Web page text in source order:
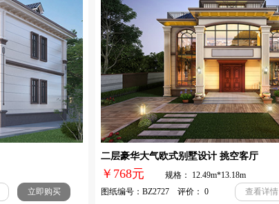
立即购买
二层豪华大气欧式别墅设计 挑空客厅
￥768元
规格： 12.49m*13.18m
图纸编号：BZ2727 评价： 0
查看详情